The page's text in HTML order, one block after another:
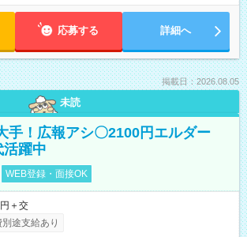
応募する 詳細へ
掲載日：2026.08.05
未読
手！広報アシ〇2100円エルダー
活躍中
WEB登録・面接OK
＋交
途支給あり